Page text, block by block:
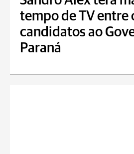
tempo de TV entre
candidatos ao
Paraná